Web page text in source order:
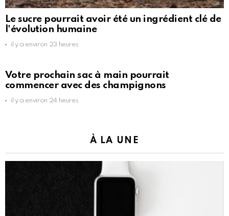
Le sucre pourrait avoir été un ingrédient clé de
l'évolution humaine
il y a environ 23 heures
Votre prochain sac à main pourrait
commencer avec des champignons
il y a environ 24 heures
À LA UNE